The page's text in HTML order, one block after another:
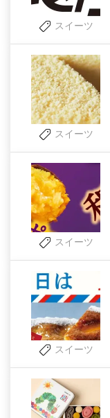
スイーツ
スイーツ
スイーツ
スイーツ